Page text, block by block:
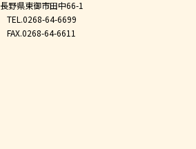
長野県東御市田中66-1
TEL.0268-64-6699
FAX.0268-64-6611